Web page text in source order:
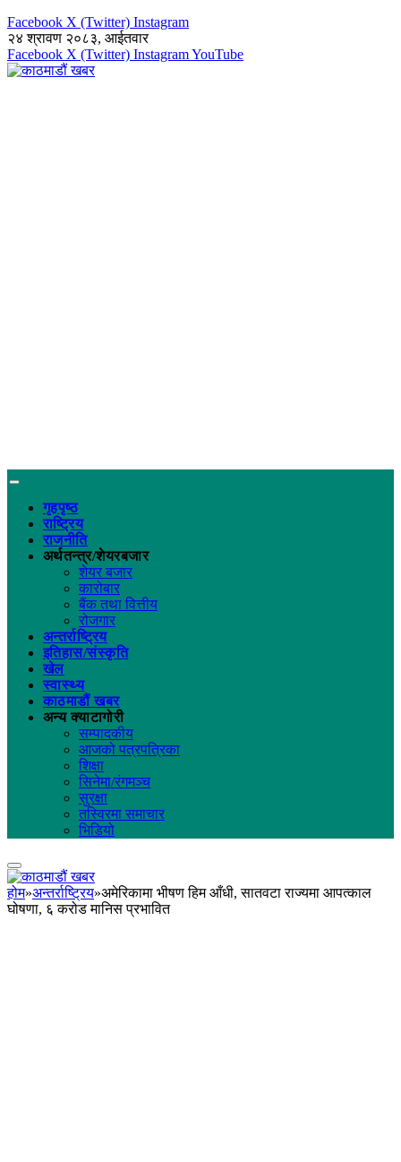
Facebook X (Twitter) Instagram
२४ श्रावण २०८३, आईतवार
Facebook X (Twitter) InstagramYouTube
गृहपृष्ठ
राष्ट्रिय
राजनीति
अर्थतन्त्र/शेयरबजार
शेयर बजार
कारोबार
बैंक तथा वित्तीय
रोजगार
अन्तर्राष्ट्रिय
इतिहास/संस्कृति
खेल
स्वास्थ्य
काठमाडौं खबर
अन्य क्याटागोरी
सम्पादकीय
आजको पत्रपत्रिका
शिक्षा
सिनेमा/रंगमञ्च
सुरक्षा
तस्विरमा समाचार
भिडियो
होम»अन्तर्राष्ट्रिय»अमेरिकामा भीषण हिम आँधी, सातवटा राज्यमा आपत्काल
घोषणा, ६ करोड मानिस प्रभावित